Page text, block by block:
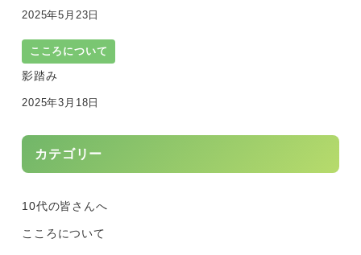
2025年5月23日
こころについて
影踏み
2025年3月18日
カテゴリー
10代の皆さんへ
こころについて